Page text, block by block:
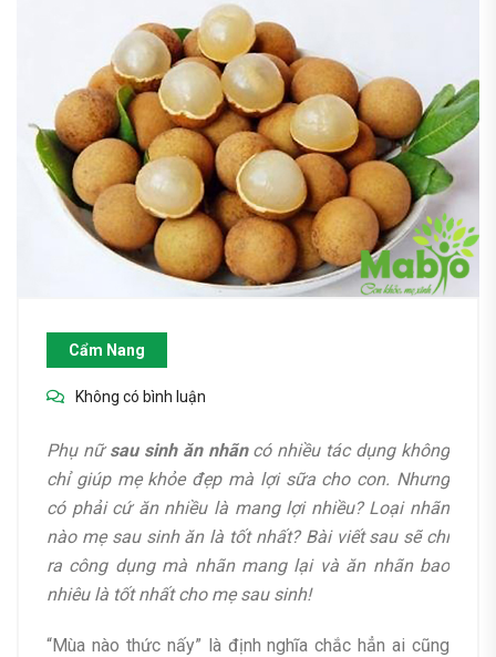
Cẩm Nang
Không có bình luận
Phụ nữsau sinh ăn nhãncó nhiều tác dụng không
chỉ giúp mẹ khỏe đẹp mà lợi sữa cho con. Nhưng
có phải cứ ăn nhiều là mang lợi nhiều? Loại nhãn
nào mẹ sau sinh ăn là tốt nhất? Bài viết sau sẽ chỉ
ra công dụng mà nhãn mang lại và ăn nhãn bao
nhiêu là tốt nhất cho mẹ sau sinh!
“Mùa nào thức nấy” là định nghĩa chắc hẳn ai cũng